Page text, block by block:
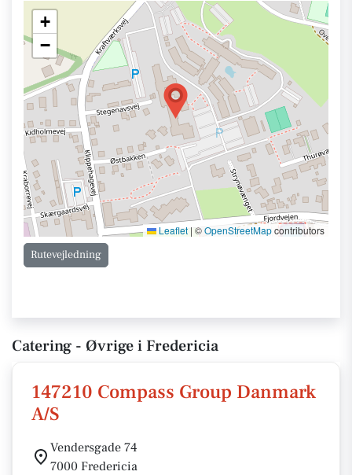
+
−
Leaflet | ©OpenStreetMapcontributors
Rutevejledning
Catering - Øvrige i Fredericia
147210 Compass Group Danmark
A/S
Vendersgade 74
7000 Fredericia